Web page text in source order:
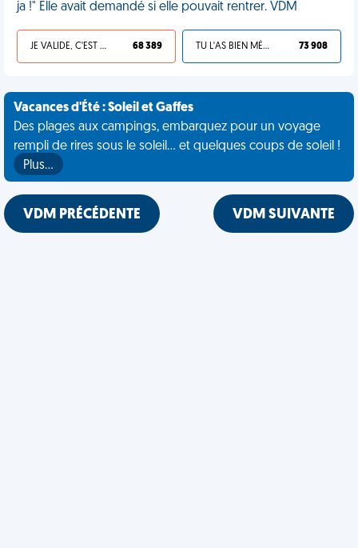
ja !" Elle avait demandé si elle pouvait rentrer. VDM
JE VALIDE, C'EST UNE VDM 68 389 TU L'AS BIEN MÉRITÉ 73 908
Vacances d'Été : Soleil et Gaffes
Des plages aux campings, embarquez pour un voyage
rempli de rires sous le soleil... et quelques coups de soleil !
Plus…
VDM PRÉCÉDENTE VDM SUIVANTE